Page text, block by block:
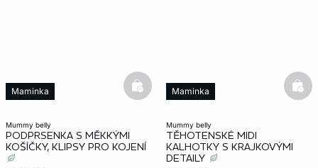
mummy belly
PODPRSENKA S MĚKKÝMI
KOŠÍČKY, KLIPSY PRO KOJENÍ
Maminka basketfull
mummy belly
TĚHOTENSKÉ MIDI
KALHOTKY S KRAJKOVÝMI
DETAILY
Maminka